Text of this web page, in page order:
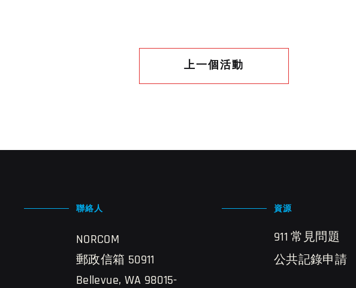
上一個活動
聯絡人
NORCOM
郵政信箱 50911
Bellevue, WA 98015-
資源
911 常見問題
公共記錄申請